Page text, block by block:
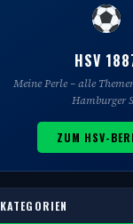
HSV
Meine Perle – alle
Hamburger
ZUM HSV-
KATEGORIEN